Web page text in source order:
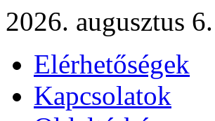
2026. augusztus
Elérhetőségek
Kapcsolatok